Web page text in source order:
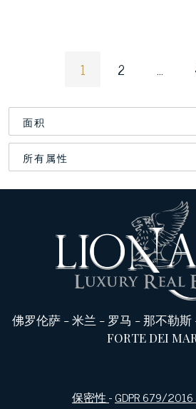
1 2 ...
佛罗伦萨-米兰 - 罗马 -那不勒斯
FORTE DEI
保密性-GDPR 679/2016